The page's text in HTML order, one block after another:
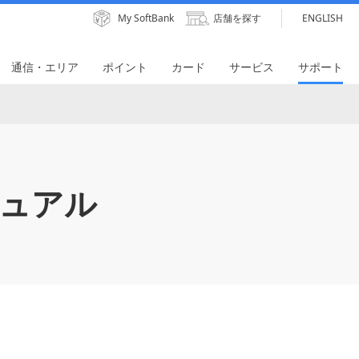
My SoftBank 店舗を探す ENGLISH
通信・エリア ポイント カード サービス サポート
アル